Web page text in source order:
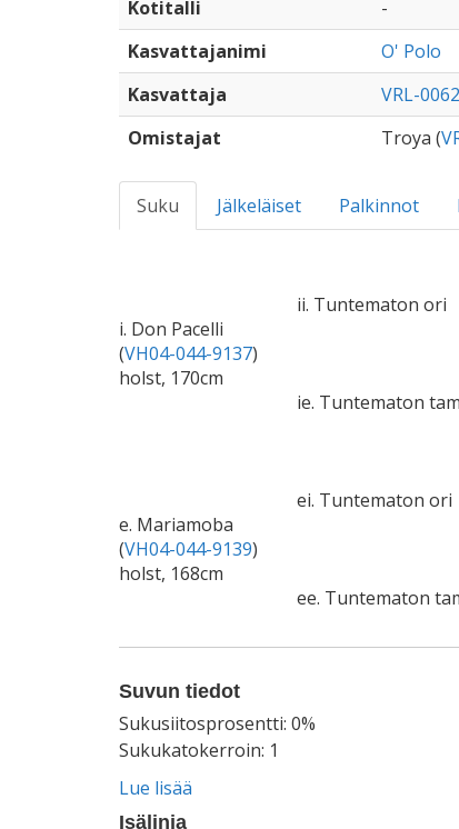
Kotitalli
-
Kasvattajanimi
O' Polo
Kasvattaja
VRL-
Omistajat
Troya (
Suku Jälkeläiset Palkinnot
i. Don Pacelli
(VH04-044-9137)
holst, 170cm
ii. Tuntematon ori
ie. Tuntematon
e. Mariamoba
(VH04-044-9139)
holst, 168cm
ei. Tuntematon ori
ee. Tuntematon
Suvun tiedot
Sukusiitosprosentti: 0%
Sukukatokerroin: 1
Lue lisää
Isälinja